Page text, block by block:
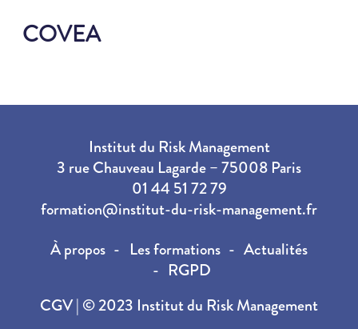
COVEA
Institut du Risk Management
3 rue Chauveau Lagarde – 75008 Paris
01 44 51 72 79
formation@institut-du-risk-management.fr
À propos
Les formations
Actualités
RGPD
CGV| © 2023 Institut du Risk Management